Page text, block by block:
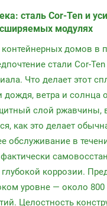
сталь Cor-Ten и
модулях
домов в
стали Cor-
Что делает этот
дождя, ветра и солнца
слой ржавчины,
как это делает
обслуживание в
коррозии.
уровне — около
Целостность